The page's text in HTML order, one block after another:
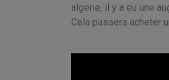
algerie, il y a eu une
Cela passera acheter